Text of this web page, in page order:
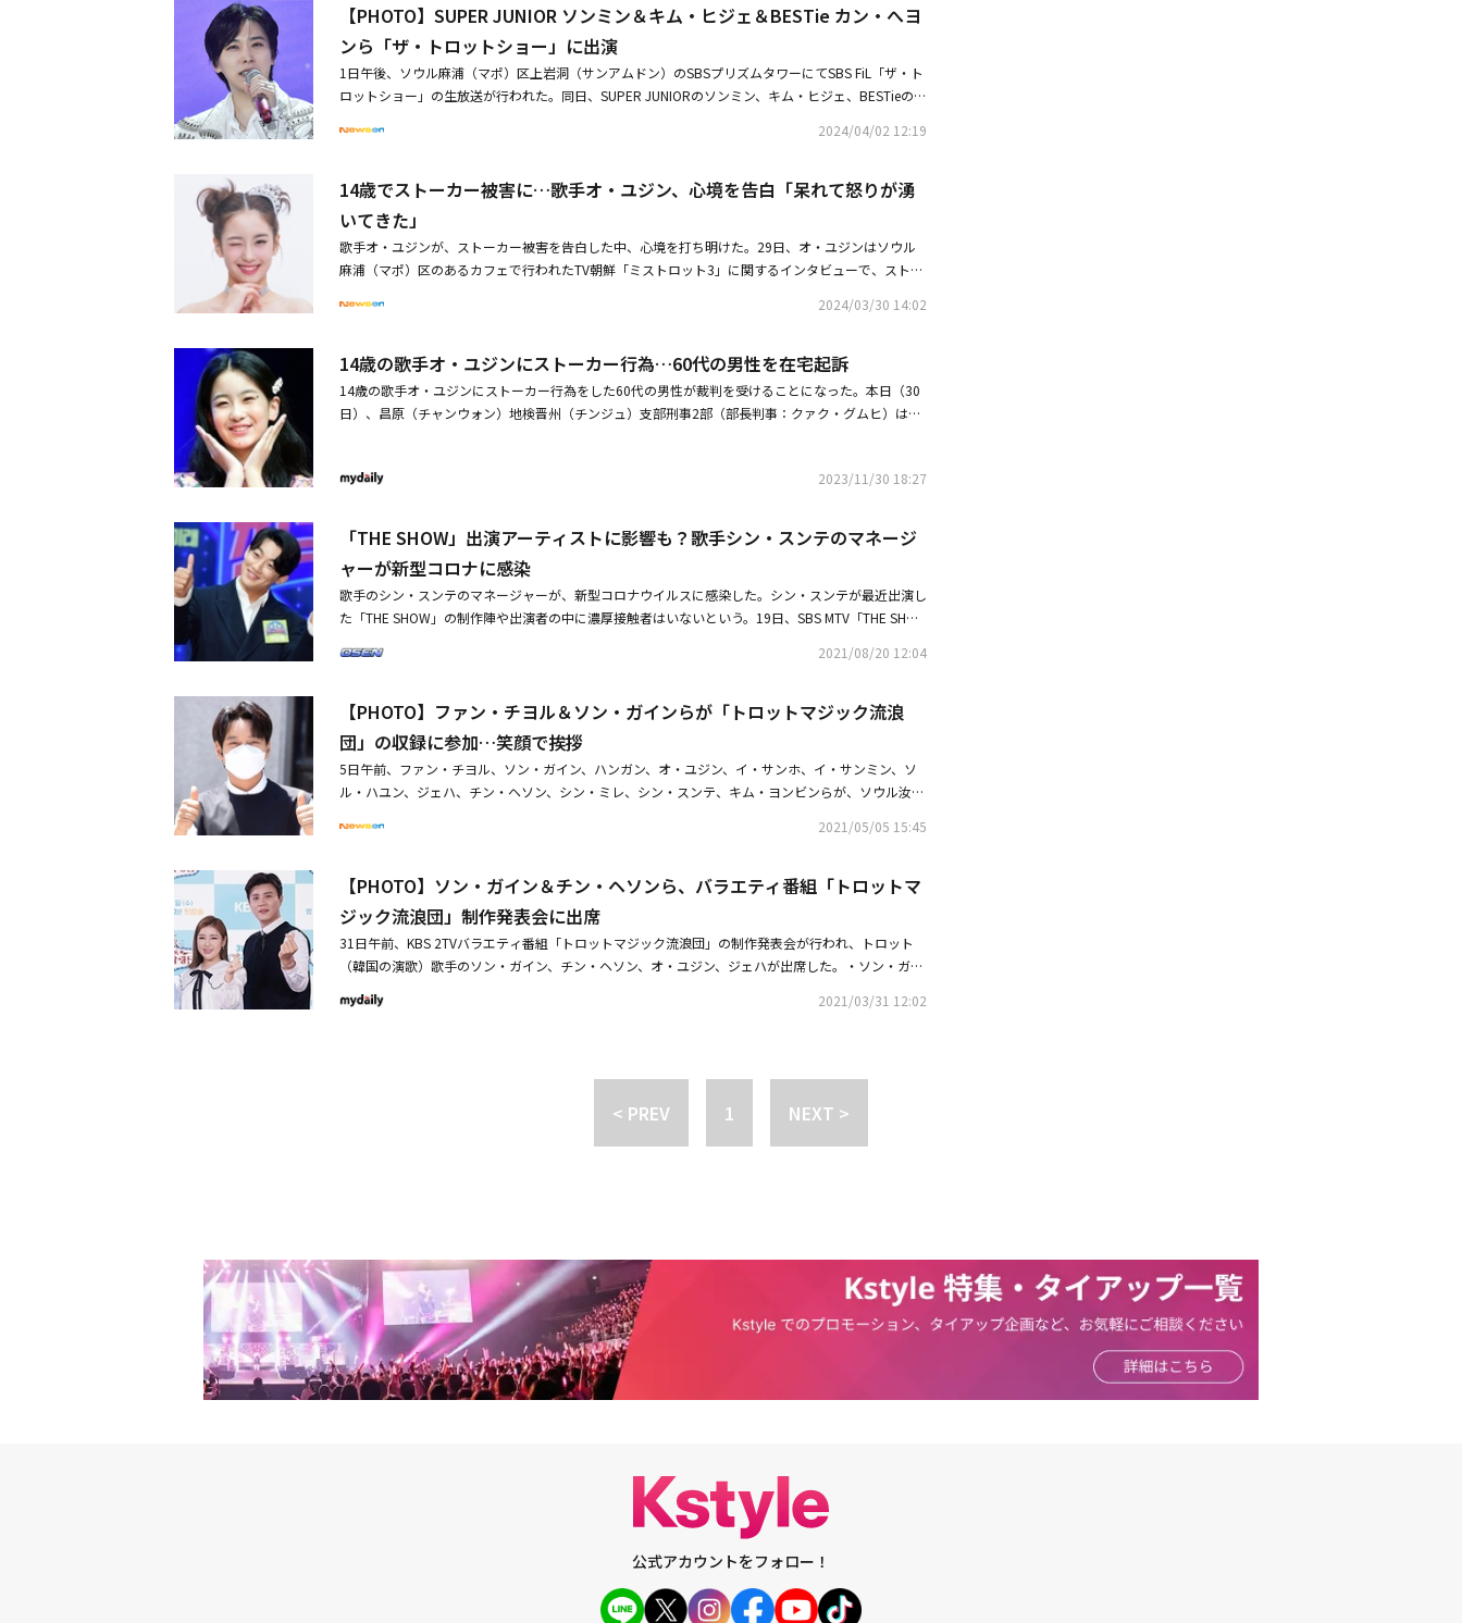
承ください。・元ASTRO ラキ、2ndミニアルバム「BLANK」トラックリストを公開全ての作曲・作
詞に参加・Kep1er、再契約に言及絆の強さをアピール「メンバーのためにも活動を続けたかった」
（動画あり）
【PHOTO】SUPER JUNIOR ソンミン＆キム・ヒジェ＆BESTie カン・へヨ
ンら「ザ・トロットショー」に出演
1日午後、ソウル麻浦（マポ）区上岩洞（サンアムドン）のSBSプリズムタワーにてSBS FiL「ザ・ト
ロットショー」の生放送が行われた。同日、SUPER JUNIORのソンミン、キム・ヒジェ、BESTieのカ
ン、キム・テヨン、ヨンギ、チョン・ソジュ、ボク・ジウン、DooRi、チェ・ユナ、チョ・ミョンソ
ン、小栗旬とのツーショットを公開！日本語でコメント「会えて光栄でした」・【PHOTO】SUPER
JUNIOR ソンミン＆パク・グン＆キム・ヒジェら「ザ・トロットショー」に出演
2024/04/02 12:19
14歳でストーカー被害に…歌手オ・ユジン、心境を告白「呆れて怒りが湧
いてきた」
歌手オ・ユジンが、ストーカー被害を告白した中、心境を打ち明けた。29日、オ・ユジンはソウル
麻浦（マポ）区のあるカフェで行われたTV朝鮮「ミストロット3」に関するインタビューで、ストー
網法違反（名誉毀損）の疑いで訴えた。A氏は自身がオ・ユジンの父親だと主張し、彼女の学校にや
きた。3月5日、昌原（チャンウォン）地方裁判所で開かれた公判で検察は「犯行の回数が少なくな
く、悪質だ。被害者の年齢も非常に若い」とし、男性に懲役1年を求刑した。オ・ユジンはインタビ
ューで、現在の心境を淡々と伝えた。彼女は「本当に呆れる出来事でした。コメントを確認して怒り
んなことが？』と思いましたが、最近は『こういうこともあり得る』と考え、少し気持ちが落ち着き
動をするの？』と言えば、『こうすることだってあり得るでしょう？』と思って乗り越えました。
（悲しいことがあっても）あまり心に留めない方なんです。そのような性格が歌手として生活しなが
ら役に立ったこともあります。幼い頃から『言うべきことは全部言うクールな子だ』と言われてきま
した」と答えた。A氏に対する宣告公判は4月9日に行われる。・14歳の歌手オ・ユジン、60代のスト
役1年を求刑
2024/03/30 14:02
14歳の歌手オ・ユジンにストーカー行為…60代の男性を在宅起訴
14歳の歌手オ・ユジンにストーカー行為をした60代の男性が裁判を受けることになった。本日（30
日）、昌原（チャンウォン）地検晋州（チンジュ）支部刑事2部（部長判事：クァク・グムヒ）は、
た疑いが持たれている。また、インターネット上で「実親はどこにいるのか」など、50～60件の書
降、A氏が被害者に近づくことができないようにする暫定措置の決定を下した。A氏は先月、SBS時事
教養番組「気になる話Y」とのインタビューを通じて「手の形、歯牙まで似ている。骨の構造自体が
頭から足先までそっくり」と、オ・ユジンが自分の娘だと主張した。
2023/11/30 18:27
「THE SHOW」出演アーティストに影響も？歌手シン・スンテのマネージ
ャーが新型コロナに感染
歌手のシン・スンテのマネージャーが、新型コロナウイルスに感染した。シン・スンテが最近出演し
た「THE SHOW」の制作陣や出演者の中に濃厚接触者はいないという。19日、SBS MTV「THE SHO
したと報告を受けた。現時点では『THE SHOW』の制作スタッフやシン・スンテさんを除く出演者の
一に備えて、制作陣はPCR検査を受け、シン・スンテさんと同じ日に出演したアーティストの所属事
務所にも、このニュースを伝えた」とし「現在、PCR検査の結果を待っている。放送を休止するかど
うかは決まっていない」と説明した。シン・スンテは17日に韓国で放送された「THE SHOW」で、
歌手のオ・ユジンと共に「おいそ、ぼいそ、さいそ（いらっしゃい、ごらんください、お買い求めく
ださい）」のパフォーマンスを披露した。その後、彼のマネージャーが新型コロナウイルスに感染し
たことが分かった。この日に放送された「THE SHOW」には、MCを務めるWEiのキム・ヨハン、Wee
n）、元Stray Kidsのキム・ウジン、Weeekly、Golden Child、DREAMCATCHER、オ・ユジンらが出
演した。シン・スンテのマネージャーの感染を受け、制作陣と出演者たちの検査結果にも関心が集ま
っている。・THE BOYZ「THE SHOW」で1位を獲得！Wanna One出身パク・ジフン＆ハ・ソンウン
＆ONFもカムバック・「BTS（防弾少年団）より2年早く」シン・スンテ、韓国歌手として初出
2021/08/20 12:04
【PHOTO】ファン・チヨル＆ソン・ガインらが「トロットマジック流浪
団」の収録に参加…笑顔で挨拶
5日午前、ファン・チヨル、ソン・ガイン、ハンガン、オ・ユジン、イ・サンホ、イ・サンミン、ソ
ル・ハユン、ジェハ、チン・ヘソン、シン・ミレ、シン・スンテ、キム・ヨンビンらが、ソウル汝矣
ン・チヨル、新曲「Two Letters」のMVでウム・ムンソクと共演悩んでいた僕に・ソン・ガイン、所
2021/05/05 15:45
【PHOTO】ソン・ガイン＆チン・ヘソンら、バラエティ番組「トロットマ
ジック流浪団」制作発表会に出席
31日午前、KBS 2TVバラエティ番組「トロットマジック流浪団」の制作発表会が行われ、トロット
（韓国の演歌）歌手のソン・ガイン、チン・ヘソン、オ・ユジン、ジェハが出席した。・ソン・ガイ
じめ疑惑を否定事務所がコメント「投稿者の身元が把握できない」
2021/03/31 12:02
< PREV 1 NEXT >
公式アカウントをフォロー！